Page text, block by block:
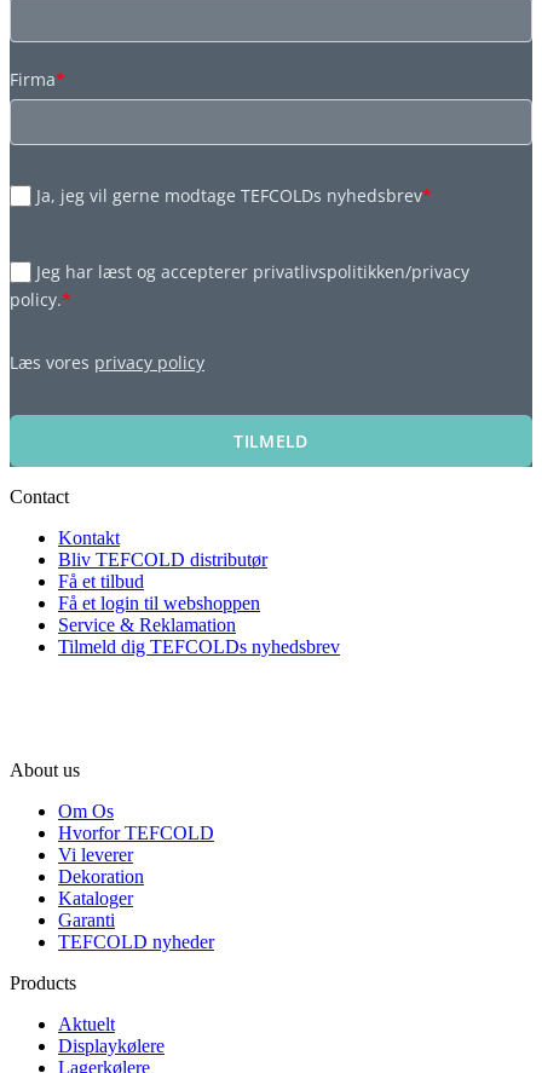
Firma*
Ja, jeg vil gerne modtage TEFCOLDs nyhedsbrev*
Jeg har læst og accepterer privatlivspolitikken/privacy
policy.*
Læs vores privacy policy
TILMELD
Contact
Kontakt
Bliv TEFCOLD distributør
Få et tilbud
Få et login til webshoppen
Service & Reklamation
Tilmeld dig TEFCOLDs nyhedsbrev
About us
Om Os
Hvorfor TEFCOLD
Vi leverer
Dekoration
Kataloger
Garanti
TEFCOLD nyheder
Products
Aktuelt
Displaykølere
Lagerkølere